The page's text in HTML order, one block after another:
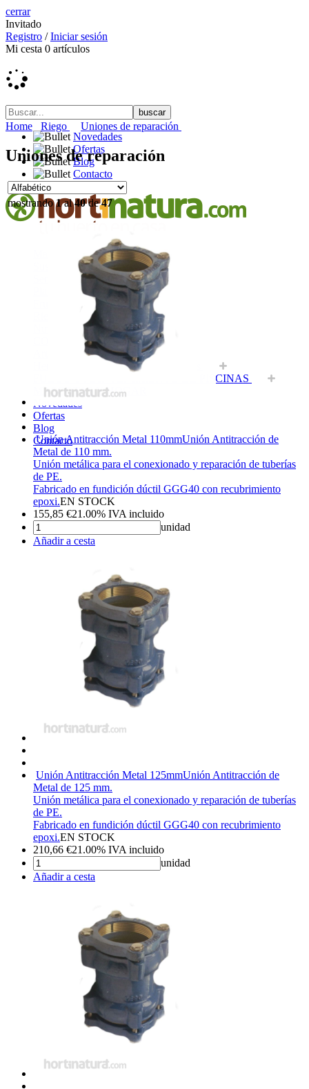
cerrar
Invitado
Registro /Iniciar sesión
Mi cesta 0 artículos
Novedades
Ofertas
Blog
Contacto
Macetas, mesas y compostadores
Sustratos y turbas
Semillas y raíces
Frutales y fruta fresca
Nutrición Vegetal
CONTROL DE PLAGAS
Artículos agricultura
Herramientas, maquinaria y accesorios
FUEGO Y MANTENIMIENTO DE PISCINAS
MASCOTAS Y HOGAR
Novedades
Ofertas
Blog
Contacto
Home Riego Uniones de reparación
Uniones de reparación
mostrando1al40de 47
Unión Antitracción Metal 110mmUnión Antitracción de
Metal de 110 mm.
Unión metálica para el conexionado y reparación de tuberías
de PE.
Fabricado en fundición dúctil GGG40 con recubrimiento
epoxi.EN STOCK
155,85 €21.00% IVA incluido
unidad
Añadir a cesta
Unión Antitracción Metal 125mmUnión Antitracción de
Metal de 125 mm.
Unión metálica para el conexionado y reparación de tuberías
de PE.
Fabricado en fundición dúctil GGG40 con recubrimiento
epoxi.EN STOCK
210,66 €21.00% IVA incluido
unidad
Añadir a cesta